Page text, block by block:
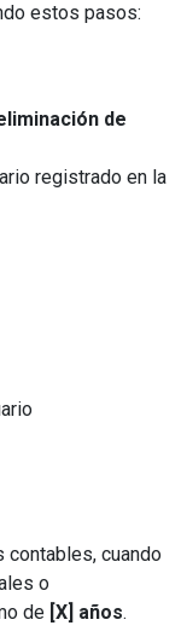
estos pasos:
de
registrado en la
cuando
o
de [X] años.